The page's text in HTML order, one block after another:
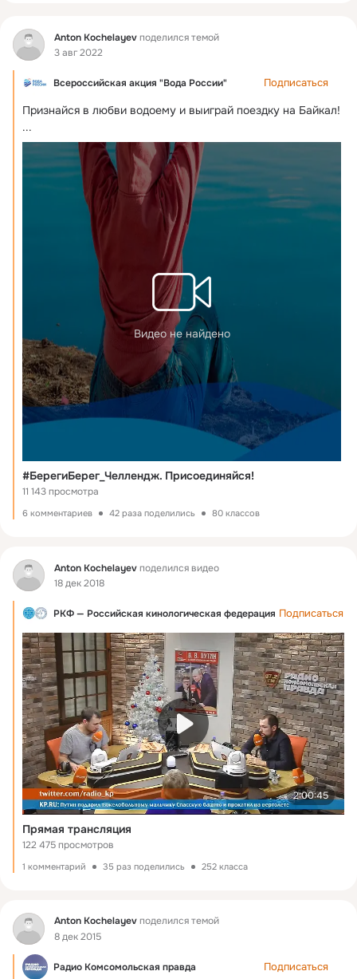
Фид Anton Kochelayevподелился темой
3 авг 2022
Всероссийская акция "Вода России" Подписаться
Признайся в любви водоему и выиграй поездку на Байкал!
...
Видео не найдено
#БерегиБерег_Челлендж. Присоединяйся!
11 143 просмотра
6 комментариев 42 раза поделились 80 классов
Фид Anton Kochelayevподелился видео
18 дек 2018
РКФ — Российская кинологическая федерация Подписаться
2:00:45
Прямая трансляция
122 475 просмотров
1 комментарий 35 раз поделились 252 класса
Фид Anton Kochelayevподелился темой
8 дек 2015
Радио Комсомольская правда Подписаться